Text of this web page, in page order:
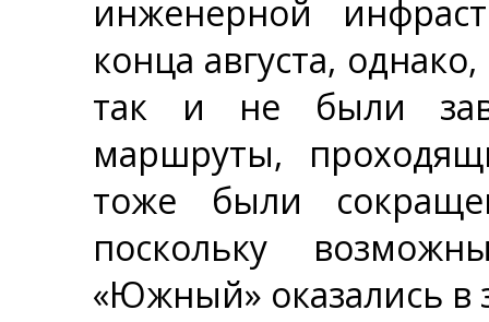
инженерной
конца августа,
так и не были
маршруты,
тоже были
поскольку
«Южный» оказались в